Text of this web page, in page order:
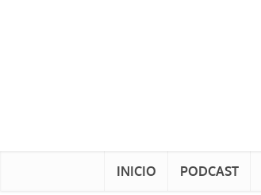
INICIO PODCAST